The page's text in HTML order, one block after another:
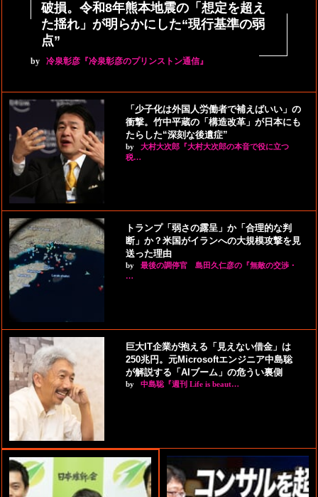
破損。令和8年熊本地震の「想定を超え
た揺れ」が明らかにした“現行基準の弱
点”
by 冷泉彰彦『冷泉彰彦のプリンストン通信』
「少子化は外国人労働者で補えばいい」の
衝撃。竹中平蔵の「構造改革」が日本にも
たらした“深刻な後遺症”
by
大村大次郎『大村大次郎の本音で役に立つ
税…
トランプ「弱さの露呈」か「合理的な判
断」か？米国がイランへの大規模攻撃を見
送った理由
by
最後の調停官 島田久仁彦の『無敵の交渉・
…
巨大IT企業が抱える「見えない借金」は
250兆円。元Microsoftエンジニア中島聡
が解説する「AIブーム」の危うい裏側
by 中島聡『週刊 Life is beaut…